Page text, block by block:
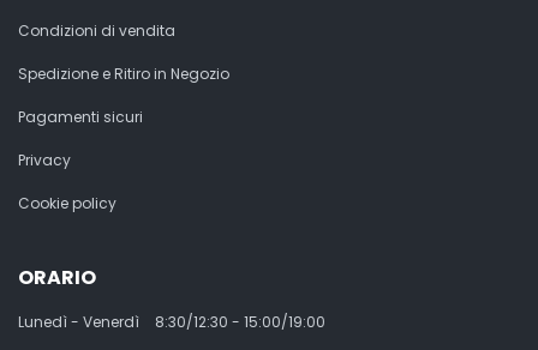
Condizioni di vendita
Spedizione e Ritiro in Negozio
Pagamenti sicuri
Privacy
Cookie policy
ORARIO
Lunedì - Venerdì 8:30/12:30 - 15:00/19:00